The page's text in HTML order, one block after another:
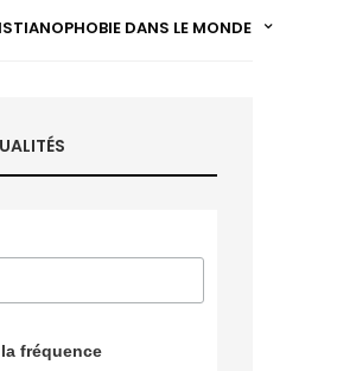
DANS LE MONDE
fréquence